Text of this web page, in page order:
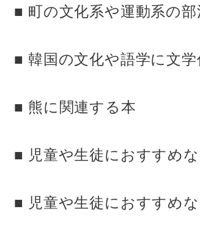
■ 町の文化系や運動系の
■ 韓国の文化や語学に文
■ 熊に関連する本
■ 児童や生徒におすすめ
■ 児童や生徒におすすめ